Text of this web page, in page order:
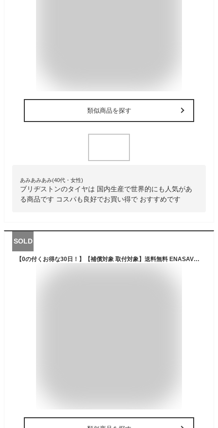
類似商品を探す
あみあみあみ(40代・女性)
ブリヂストンのタイヤは 国内生産で世界的にも人気があ
る商品です コスパも良好でお買い得で おすすめです
SOLD
【0の付くお得な30日！】【補償対象 取付対象】送料無料 ENASAVE EC204 155/65R14 75S 4本セット 新品夏タイヤ ダンロップ DUNLOP エナセーブ